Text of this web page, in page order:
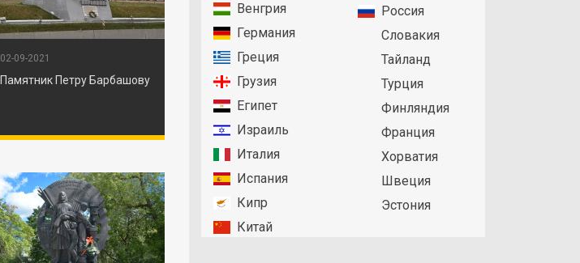
02-09-2021
Памятник Петру Барбашову
Венгрия
Германия
Греция
Грузия
Египет
Израиль
Италия
Испания
Кипр
Китай
Россия
Словакия
Тайланд
Турция
Финляндия
Франция
Хорватия
Швеция
Эстония